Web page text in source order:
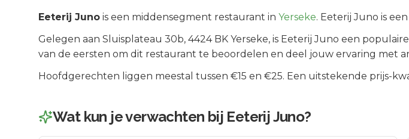
Eeterij Juno is een middensegment restaurant in Yerseke. Eeterij Juno is
Gelegen aan Sluisplateau 30b, 4424 BK Yerseke, is Eeterij Juno een
van de eersten om dit restaurant te beoordelen en deel jouw ervaring met
Hoofdgerechten liggen meestal tussen €15 en €25. Een uitstekende prijs-
Wat kun je verwachten bij Eeterij Juno?